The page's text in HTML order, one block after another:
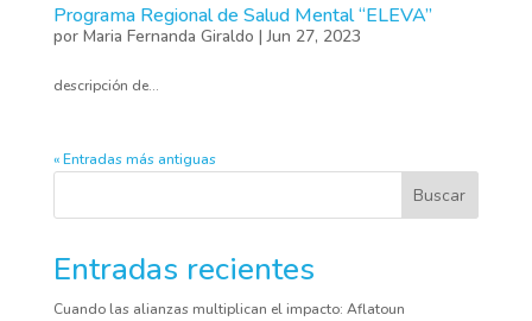
Programa Regional de Salud Mental “ELEVA”
por Maria Fernanda Giraldo |Jun 27, 2023
descripción de...
« Entradas más antiguas
Buscar
Entradas recientes
Cuando las alianzas multiplican el impacto: Aflatoun